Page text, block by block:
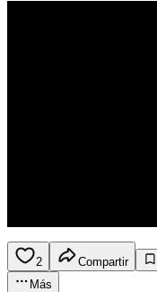
2 Compartir
Más